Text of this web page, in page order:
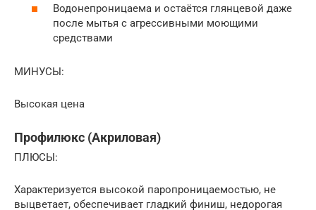
Водонепроницаема и остаётся глянцевой даже
после мытья с агрессивными моющими
средствами
МИНУСЫ:
Высокая цена
Профилюкс (Акриловая)
ПЛЮСЫ:
Характеризуется высокой паропроницаемостью, не
выцветает, обеспечивает гладкий финиш, недорогая